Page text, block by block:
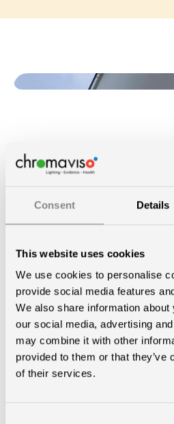
Consent Details
This website uses cookies
We use cookies to personalise
provide social media features
We also share information
our social media, advertising
may combine it with other
provided to them or that they’ve
of their services.
PRODUKTER I
udvalgt øvrige produkter,
vores belysningsløsninger.
integrationer og styring, så
løsninger passer til
Få overblik over vores produkter